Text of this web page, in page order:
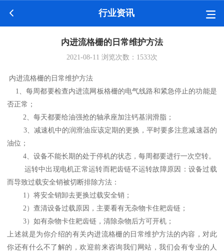
行业资讯
内进流格栅的日常维护方法
2021-08-11 浏览次数： 1533次
内进流格栅的日常维护方法
1、每周都要检查内进流网板格栅的电气线路和紧急停止的功能是
否正常；
2、每天都要给油强抢的轴承座加注钙基润滑脂；
3、减速机中的润滑油应该定期的更换，平时要多注意减速器的
油位；
4、设备不能长期的处于停机的状态，每周都要进行一次空转。
运转中出现电机正常运转而耙齿链不运转故障原因：设备过载
而导致过载安全销被切断排除方法：
1）将安全销卸去更换过载安全销；
2）查清设备过载原因，主要看有无杂物卡住耙齿链；
3）如有杂物卡住耙齿链，清除杂物后方可开机；
上述就是为你介绍的有关内进流格栅的日常维护方法的内容，对此
你还有什么不了解的，欢迎前来咨询我们网站，我们会有专业的人